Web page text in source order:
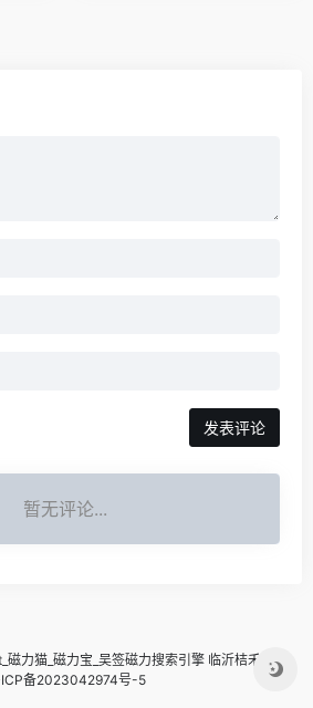
暂无评论...
力猫_磁力宝_吴签磁力搜索引擎 临沂桔禾网
ICP备2023042974号-5